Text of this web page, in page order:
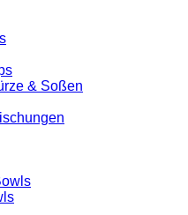
& Soßen